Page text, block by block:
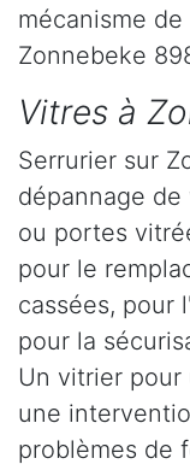
mécanisme
Zonnebeke
Vitres à
Serrurier sur
dépannage
ou portes
pour le
cassées, pour
pour la
Un vitrier
une
problèmes de